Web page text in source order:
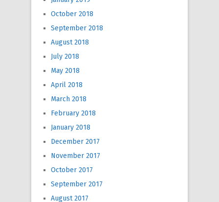
October 2018
September 2018
August 2018
July 2018
May 2018
April 2018
March 2018
February 2018
January 2018
December 2017
November 2017
October 2017
September 2017
August 2017